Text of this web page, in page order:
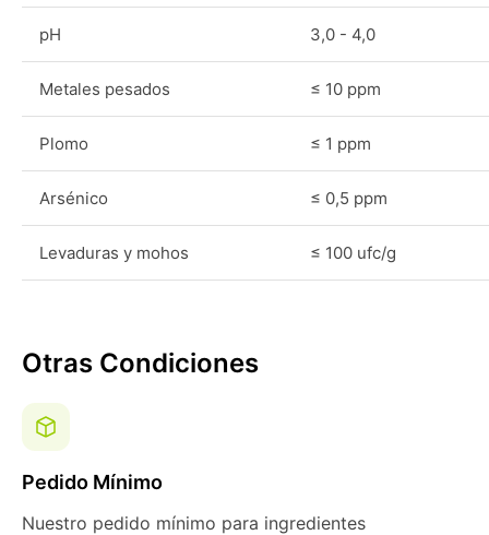
pH 3,0 - 4,0
Metales pesados ≤ 10 ppm
Plomo ≤ 1 ppm
Arsénico ≤ 0,5 ppm
Levaduras y mohos ≤ 100 ufc/g
Otras Condiciones
Pedido Mínimo
Nuestro pedido mínimo para ingredientes